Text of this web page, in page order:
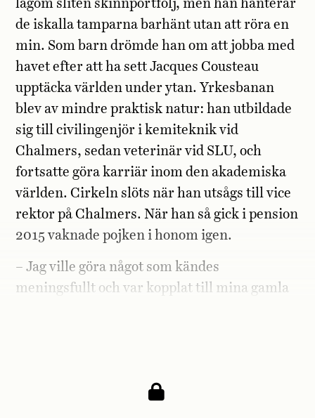
lagom sliten skinnportfölj, men han hanterar
de iskalla tamparna barhänt utan att röra en
min. Som barn drömde han om att jobba med
havet efter att ha sett Jacques Cousteau
upptäcka världen under ytan. Yrkesbanan
blev av mindre praktisk natur: han utbildade
sig till civilingenjör i kemiteknik vid
Chalmers, sedan veterinär vid SLU, och
fortsatte göra karriär inom den akademiska
världen. Cirkeln slöts när han utsågs till vice
rektor på Chalmers. När han så gick i pension
2015 vaknade pojken i honom igen.
– Jag ville göra något som kändes
meningsfullt och var kopplat till mina gamla